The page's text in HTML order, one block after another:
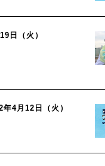
日（火）
年4月12日（火）